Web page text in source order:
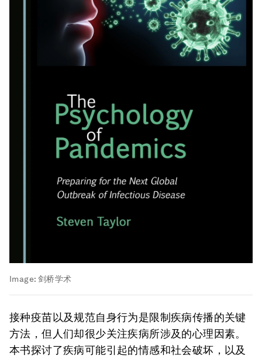
Image: 剑桥学术
接种疫苗以及规范自身行为是限制疾病传播的关键
方法，但人们却很少关注疾病所涉及的心理因素。
本书探讨了疾病可能引起的情感和社会破坏，以及